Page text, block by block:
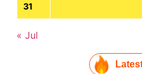
31
« Jul